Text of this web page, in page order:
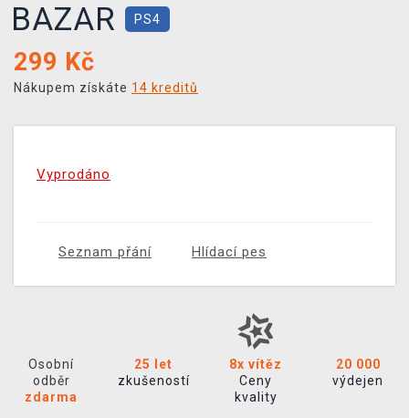
BAZAR
PS4
299 Kč
Nákupem získáte 14 kreditů
Vyprodáno
Seznam přání Hlídací pes
Osobní
odběr
zdarma
25 let
zkušeností
8x vítěz
Ceny
kvality
20 000
výdejen